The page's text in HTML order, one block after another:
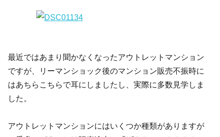
最近ではあまり聞かなくなったアウトレットマンション
ですが、リーマンショック後のマンション販売不振時に
はあちらこちらで耳にしましたし、実際に多数見学しま
した。
アウトレットマンションにはいくつか種類がありますが